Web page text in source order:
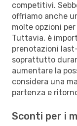
competitivi.
offriamo anche
molte opzioni
Tuttavia, è
prenotazioni
soprattutto
aumentare la
considera una
partenza e
Sconti per i